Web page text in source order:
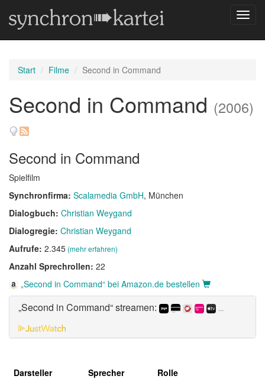
Start Filme Second in Command
Second in Command (2006)
Second in Command
Spielfilm
Synchronfirma: Scalamedia GmbH, München
Dialogbuch: Christian Weygand
Dialogregie: Christian Weygand
Aufrufe: 2.345(mehr erfahren)
Anzahl Sprechrollen: 22
„Second in Command“ bei Amazon.de bestellen
„Second in Command“ streamen: ...
Darsteller Sprecher
Rolle